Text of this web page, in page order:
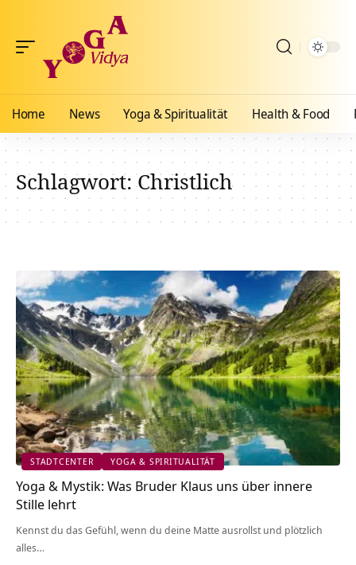
Home News Yoga & Spiritualität Health & Food
Schlagwort:Christlich
STADTCENTER YOGA & SPIRITUALITÄT
Yoga & Mystik: Was Bruder Klaus uns über innere
Stille lehrt
Kennst du das Gefühl, wenn du deine Matte ausrollst und plötzlich
alles…